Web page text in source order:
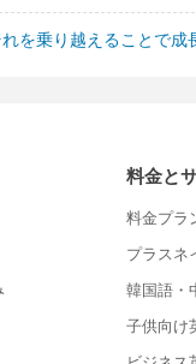
を乗り越えることで成
料金と
料金プラ
プラスネ
韓国語・
子供向け